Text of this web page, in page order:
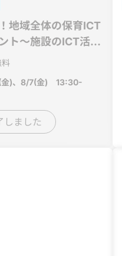
地域全体の保育ICT
ト～施設のICT活用
理由～
料
金)、8/7(金) 13:30-
しました